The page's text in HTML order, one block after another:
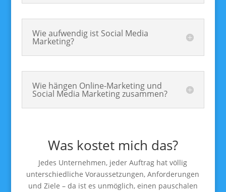
Wie aufwendig ist Social Media
Marketing?
Wie hängen Online-Marketing und
Social Media Marketing zusammen?
Was kostet mich das?
Jedes Unternehmen, jeder Auftrag hat völlig
unterschiedliche Voraussetzungen, Anforderungen
und Ziele – da ist es unmöglich, einen pauschalen